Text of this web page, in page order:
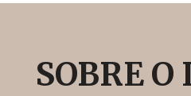
SOBRE O